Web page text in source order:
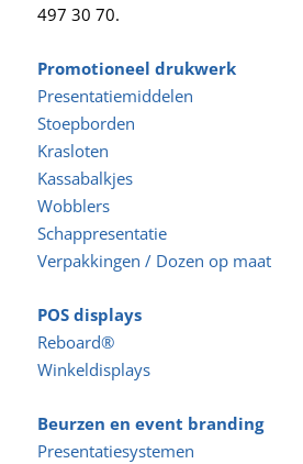
497 30 70.
Promotioneel drukwerk
Presentatiemiddelen
Stoepborden
Krasloten
Kassabalkjes
Wobblers
Schappresentatie
Verpakkingen / Dozen op maat
POS displays
Reboard®
Winkeldisplays
Beurzen en event branding
Presentatiesystemen